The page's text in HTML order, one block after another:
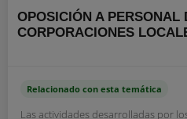
OPOSICIÓN A PERSONAL
CORPORACIONES
Relacionado con esta temática
Las actividades desarrolladas por